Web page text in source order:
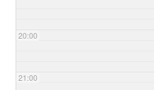
20:00
21:00